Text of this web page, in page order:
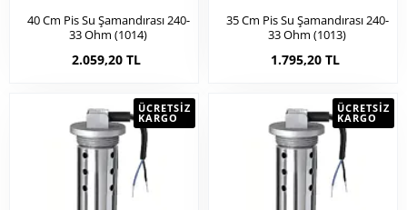
40 Cm Pis Su Şamandırası 240-
33 Ohm (1014)
2.059,20 TL
35 Cm Pis Su Şamandırası 240-
33 Ohm (1013)
1.795,20 TL
ÜCRETSIZ
KARGO
ÜCRETSIZ
KARGO